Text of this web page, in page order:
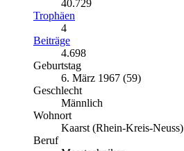
40.729
Trophäen
4
Beiträge
4.698
Geburtstag
6. März 1967 (59)
Geschlecht
Männlich
Wohnort
Kaarst (Rhein-Kreis-Neuss)
Beruf